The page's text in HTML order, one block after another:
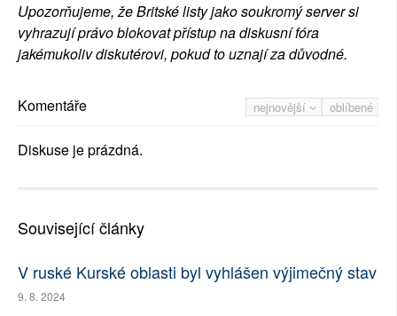
Upozorňujeme, že Britské listy jako soukromý server si
vyhrazují právo blokovat přístup na diskusní fóra
jakémukoliv diskutérovi, pokud to uznají za důvodné.
nejnovější oblíbené
Komentáře
Diskuse je prázdná.
Související články
V ruské Kurské oblasti byl vyhlášen výjimečný stav
9. 8. 2024